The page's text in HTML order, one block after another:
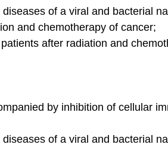
of a viral and bacterial
and chemotherapy of cancer;
after radiation and
by inhibition of cellular
of a viral and bacterial